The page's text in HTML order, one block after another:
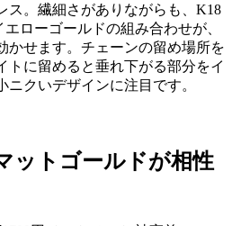
ス。繊細さがありながらも、K18
ローゴールドの組み合わせが、
かせます。チェーンの留め場所を
トに留めると垂れ下がる部分をイ
クいデザインに注目です。
ットゴールドが相性